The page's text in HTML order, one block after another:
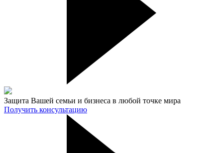
Защита Вашей семьи и бизнеса в любой точке мира
Получить консультацию